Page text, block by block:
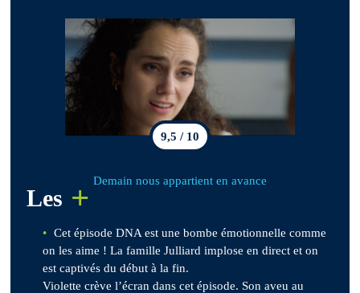
9,5 / 10
Demain nous appartient en avance
Les +
Cet épisode DNA est une bombe émotionnelle comme
on les aime ! La famille Julliard implose en direct et on
est captivés du début à la fin.
Violette crève l’écran dans cet épisode. Son aveu au